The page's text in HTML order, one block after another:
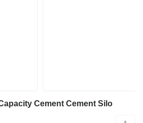
Cement Cement Silo